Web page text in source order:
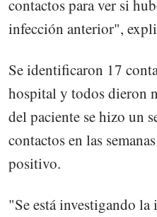
contactos para ver si
infección anterior",
Se identificaron 17
hospital y todos dieron
del paciente se hizo un
contactos en las
positivo.
"Se está investigando